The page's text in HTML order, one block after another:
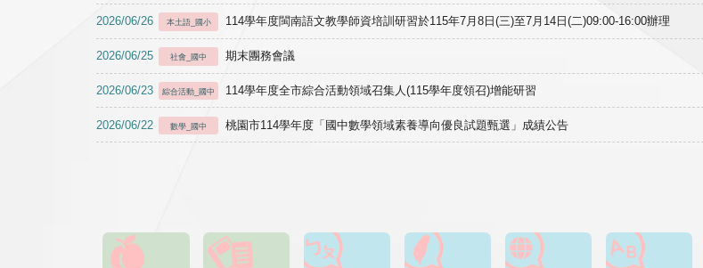
2026/06/26 本土語_國小 114學年度閩南語文教學師資培訓研習於115年7月8日(三)至7月14日(二)09:00-16:00辦理
2026/06/25 社會_國中 期末團務會議
2026/06/23 綜合活動_國中 114學年度全市綜合活動領域召集人(115學年度領召)增能研習
2026/06/22 數學_國中 桃園市114學年度「國中數學領域素養導向優良試題甄選」成績公告